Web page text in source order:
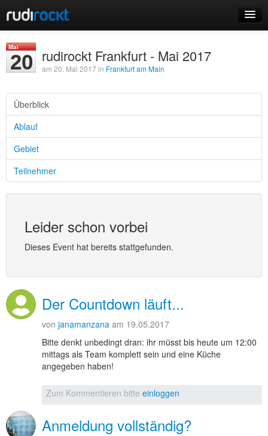
Events
Login
Registrieren
Mai
20 rudirockt Frankfurt - Mai 2017
am 20. Mai 2017 in Frankfurt am Main
Überblick
Ablauf
Gebiet
Teilnehmer
Leider schon vorbei
Dieses Event hat bereits stattgefunden.
Der Countdown läuft...
von janamanzana am 19.05.2017
Bitte denkt unbedingt dran: ihr müsst bis heute um 12:00
mittags als Team komplett sein und eine Küche
angegeben haben!
Zum Kommentieren bitte einloggen
Anmeldung vollständig?